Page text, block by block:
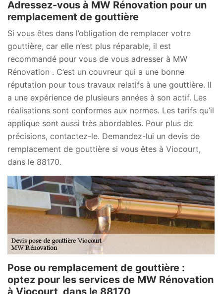
Adressez-vous à MW Rénovation pour un
remplacement de gouttière
Si vous êtes dans l’obligation de remplacer votre
gouttière, car elle n’est plus réparable, il est
recommandé pour vous de vous adresser à MW
Rénovation . C’est un couvreur qui a une bonne
réputation pour tous travaux relatifs à une gouttière. Il
a une expérience de plusieurs années à son actif. Les
réalisations sont conformes aux normes. Les tarifs qu’il
applique sont aussi très abordables. Pour plus de
précisions, contactez-le. Demandez-lui un devis de
remplacement de gouttière si vous êtes à Viocourt,
dans le 88170.
Pose ou remplacement de gouttière :
optez pour les services de MW Rénovation
à Viocourt, dans le 88170